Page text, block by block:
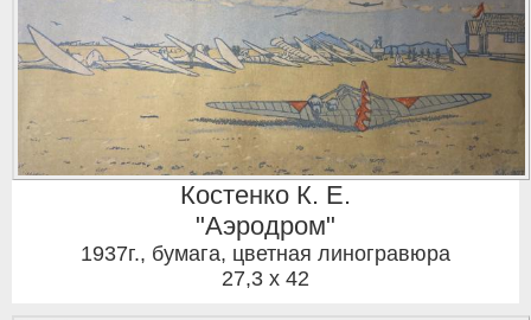
Костенко К. Е.
"Аэродром"
1937г., бумага, цветная линогравюра
27,3 x 42